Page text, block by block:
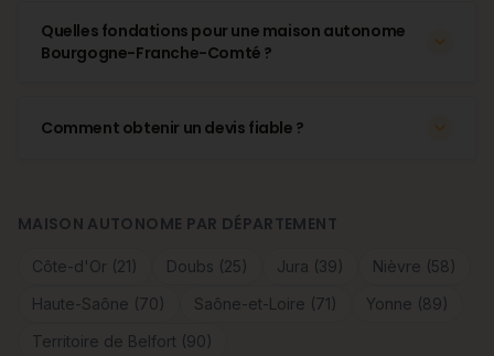
Quelles fondations pour une maison autonome
Bourgogne-Franche-Comté ?
Comment obtenir un devis fiable ?
MAISON AUTONOME PAR DÉPARTEMENT
Côte-d'Or (21) Doubs (25) Jura (39)
Nièvre (58)
Haute-Saône (70)
Saône-et-Loire (71)
Yonne (89)
Territoire de Belfort (90)